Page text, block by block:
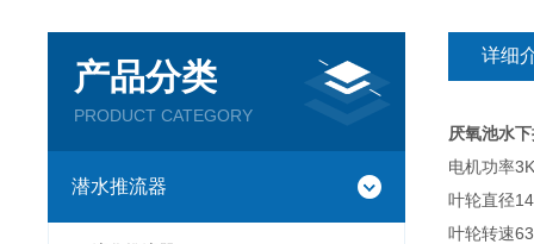
产品分类
PRODUCT CATEGORY
潜水推流器
详细
厌氧池水
电机功率
叶轮直径
叶轮转速